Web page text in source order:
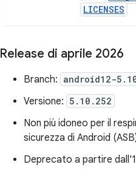
LICENSES
Release di aprile 2026
Branch: android12-
Versione: 5.10.252
Non più idoneo per il
sicurezza di Android
Deprecato a partire